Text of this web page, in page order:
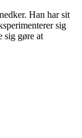
Han har sit
sig
sig gøre at